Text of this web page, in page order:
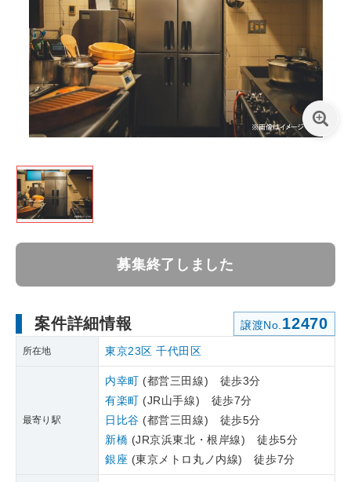
募集終了しました
案件詳細情報 譲渡No. 12470
所在地 東京23区 千代田区
最寄り駅
内幸町 (都営三田線) 徒歩3分
有楽町 (JR山手線) 徒歩7分
日比谷 (都営三田線) 徒歩5分
新橋 (JR京浜東北・根岸線) 徒歩5分
銀座 (東京メトロ丸ノ内線) 徒歩7分